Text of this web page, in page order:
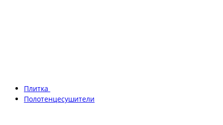
Плитка
Полотенцесушители